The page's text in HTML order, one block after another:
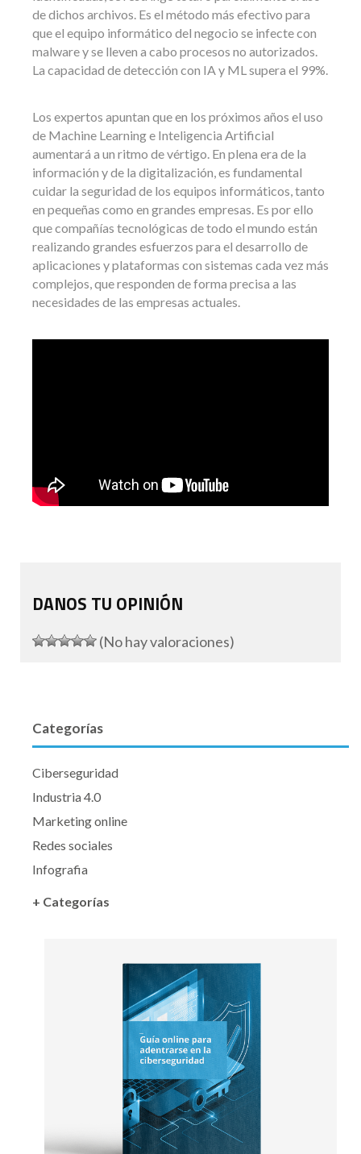
de dichos archivos. Es el método más efectivo para
que el equipo informático del negocio se infecte con
malware y se lleven a cabo procesos no autorizados.
La capacidad de detección con IA y ML supera el 99%.
Los expertos apuntan que en los próximos años el uso
de Machine Learning e Inteligencia Artificial
aumentará a un ritmo de vértigo. En plena era de la
información y de la digitalización, es fundamental
cuidar la seguridad de los equipos informáticos, tanto
en pequeñas como en grandes empresas. Es por ello
que compañías tecnológicas de todo el mundo están
realizando grandes esfuerzos para el desarrollo de
aplicaciones y plataformas con sistemas cada vez más
complejos, que responden de forma precisa a las
necesidades de las empresas actuales.
DANOS TU OPINIÓN
(No hay valoraciones)
Categorías
Ciberseguridad
Industria 4.0
Marketing online
Redes sociales
Infografia
+ Categorías